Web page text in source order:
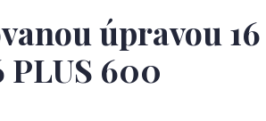
úpravou
PLUS 600